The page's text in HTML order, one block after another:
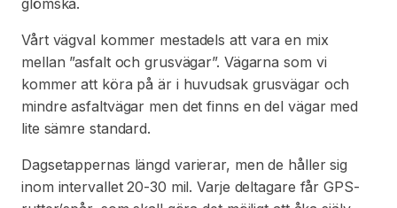
glömska.
Vårt vägval kommer mestadels att vara en mix
mellan ”asfalt och grusvägar”. Vägarna som vi
kommer att köra på är i huvudsak grusvägar och
mindre asfaltvägar men det finns en del vägar med
lite sämre standard.
Dagsetappernas längd varierar, men de håller sig
inom intervallet 20-30 mil. Varje deltagare får GPS-